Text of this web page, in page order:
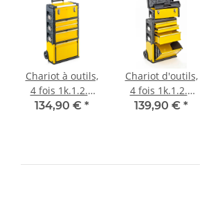
Chariot à outils,
4 fois 1k.1.2.1
Confort jaune
134,90 € *
Chariot d'outils,
4 fois 1k.1.2.1
jaune
139,90 € *